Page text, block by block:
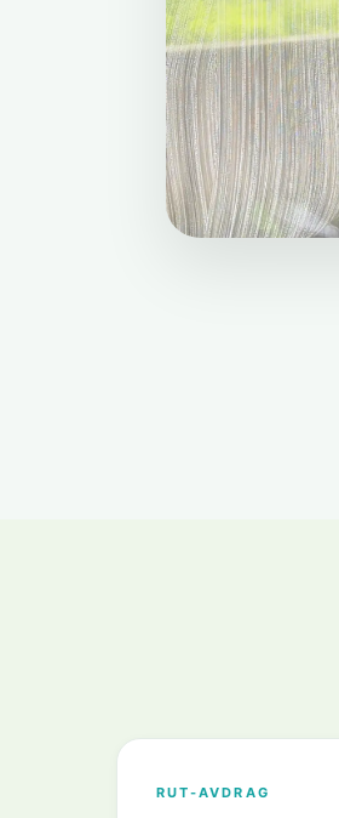
RUT-AVDRAG